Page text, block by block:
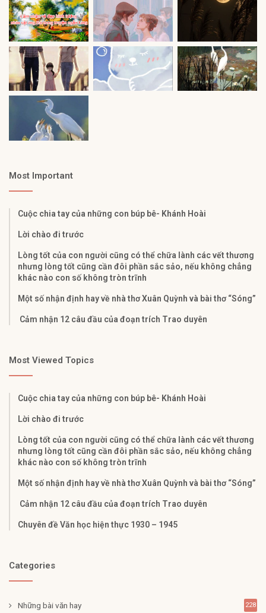
Most Important
Cuộc chia tay của những con búp bê- Khánh Hoài
Lời chào đi trước
Lòng tốt của con người cũng có thể chữa lành các vết thương
nhưng lòng tốt cũng cần đôi phần sắc sảo, nếu không chẳng
khác nào con số không tròn trĩnh
Một số nhận định hay về nhà thơ Xuân Quỳnh và bài thơ “Sóng”
Cảm nhận 12 câu đầu của đoạn trích Trao duyên
Most Viewed Topics
Cuộc chia tay của những con búp bê- Khánh Hoài
Lời chào đi trước
Lòng tốt của con người cũng có thể chữa lành các vết thương
nhưng lòng tốt cũng cần đôi phần sắc sảo, nếu không chẳng
khác nào con số không tròn trĩnh
Một số nhận định hay về nhà thơ Xuân Quỳnh và bài thơ “Sóng”
Cảm nhận 12 câu đầu của đoạn trích Trao duyên
Chuyên đề Văn học hiện thực 1930 – 1945
Categories
Những bài văn hay 228